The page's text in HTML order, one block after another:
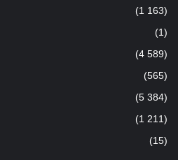
(1 163)
(1)
(4 589)
(565)
(5 384)
(1 211)
(15)